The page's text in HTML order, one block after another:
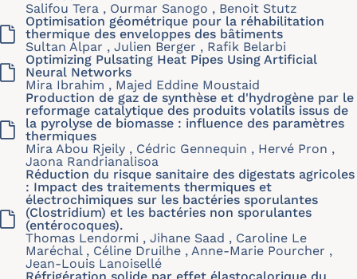
Salifou Tera , Ourmar Sanogo , Benoit Stutz
Optimisation géométrique pour la réhabilitation
thermique des enveloppes des bâtiments
Sultan Alpar , Julien Berger , Rafik Belarbi
Optimizing Pulsating Heat Pipes Using Artificial
Neural Networks
Mira Ibrahim , Majed Eddine Moustaid
Production de gaz de synthèse et d'hydrogène par le
reformage catalytique des produits volatils issus de
la pyrolyse de biomasse : influence des paramètres
thermiques
Mira Abou Rjeily , Cédric Gennequin , Hervé Pron ,
Jaona Randrianalisoa
Réduction du risque sanitaire des digestats agricoles
: Impact des traitements thermiques et
électrochimiques sur les bactéries sporulantes
(Clostridium) et les bactéries non sporulantes
(entérocoques).
Thomas Lendormi , Jihane Saad , Caroline Le
Maréchal , Céline Druilhe , Anne-Marie Pourcher ,
Jean-Louis Lanoisellé
Réfrigération solide par effet élastocalorique du